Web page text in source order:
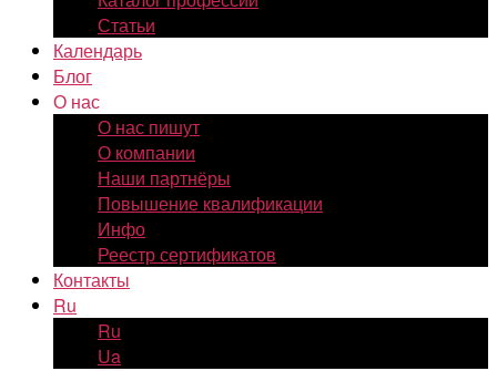
Статьи
Календарь
Блог
О нас
О нас пишут
О компании
Наши партнёры
Повышение квалификации
Инфо
Реестр сертификатов
Контакты
Ru
Ru
Ua